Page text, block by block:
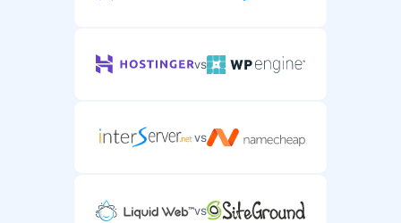
vs
vs
vs